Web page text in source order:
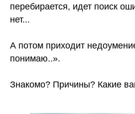
перебирается, идет поиск
нет...
А потом приходит
понимаю..».
Знакомо? Причины? Какие